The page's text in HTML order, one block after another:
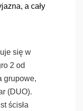
a cały
się w
2 od
grupowe,
(DUO).
ścisła